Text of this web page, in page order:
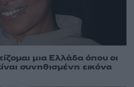
μια Ελλάδα όπου οι
συνηθισμένη εικόνα